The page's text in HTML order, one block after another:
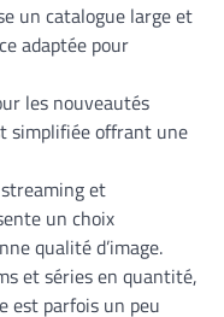
un catalogue large et
adaptée pour
les nouveautés
simplifiée offrant une
et
un choix
qualité d’image.
et séries en quantité,
est parfois un peu